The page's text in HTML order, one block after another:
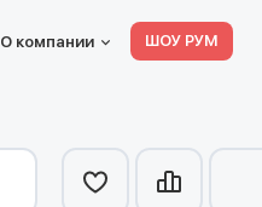
О компании ШОУ РУМ